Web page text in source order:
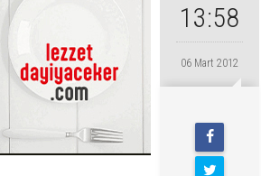
13:58
06 Mart 2012